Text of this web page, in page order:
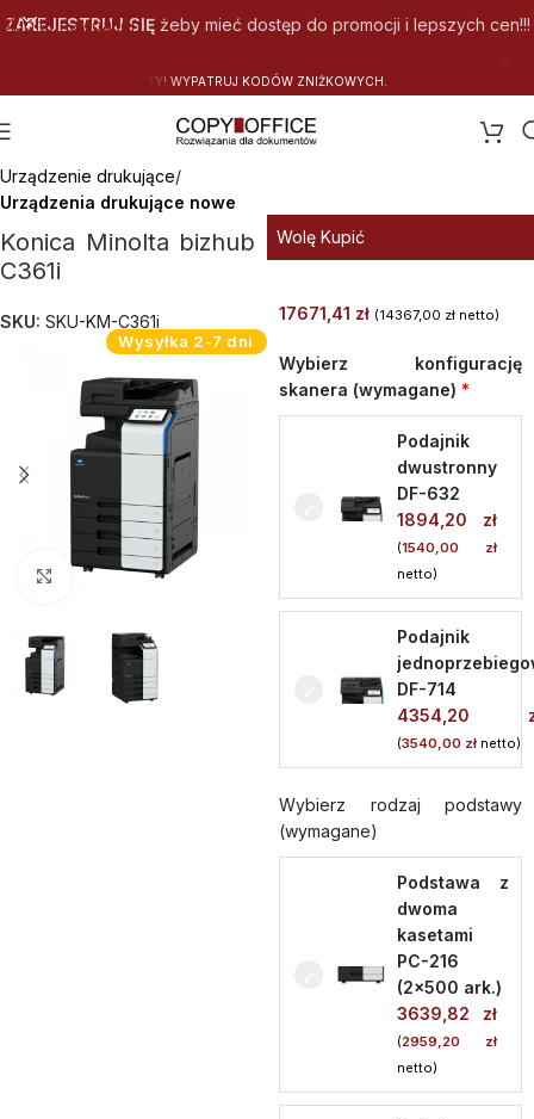
Skip to navigation
ZAREJESTRUJ SIĘżeby mieć dostęp do promocji i lepszych cen!!!
IŻKOWYCH
Urządzenie drukujące
Urządzenia drukujące nowe
Konica Minolta bizhub
C361i
SKU: SKU-KM-C361i
Wysyłka 2-7 dni
Kliknij aby powiększyć
Wolę Kupić
17671,41 zł (14367,00 zł netto)
Wybierz konfigurację
skanera (wymagane)
Podajnik
dwustronny
DF-632
1894,20 zł
(1540,00 zł
netto)
Podajnik
DF-714
4354,20
(3540,00 zł netto)
Wybierz rodzaj podstawy
(wymagane)
Podstawa z
dwoma
kasetami
PC-216
(2x500 ark.)
3639,82 zł
(2959,20 zł
netto)